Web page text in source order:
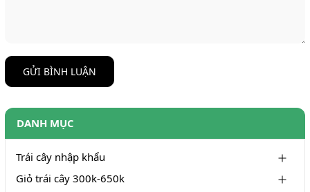
GỬI BÌNH LUẬN
DANH MỤC
Trái cây nhập khẩu
Giỏ trái cây 300k-650k